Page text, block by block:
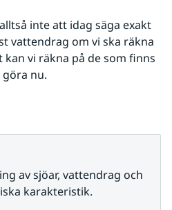
inte att idag säga exakt
vattendrag om vi ska räkna
kan vi räkna på de som finns
göra nu.
av sjöar, vattendrag och
karakteristik.